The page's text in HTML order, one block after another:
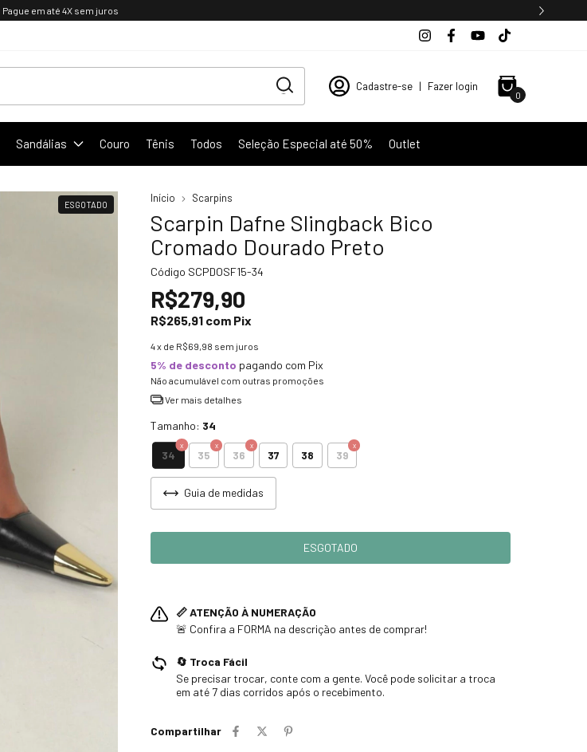
Pague em até 4X sem juros
Cadastre-se | Fazer login
0
Sandálias Couro Tênis Todos Seleção Especial até 50% Outlet
ESGOTADO
Início Scarpins
Scarpin Dafne Slingback Bico
Cromado Dourado Preto
Código SCPDOSF15-34
R$279,90
R$265,91 com Pix
4x de R$69,98 sem juros
5% de desconto pagando com Pix
Não acumulável com outras promoções
Ver mais detalhes
Tamanho: 34
34 35 36 37 38 39
Guia de medidas
📏 ATENÇÃO À NUMERAÇÃO
🚨 Confira a FORMA na descrição antes de comprar!
🔄 Troca Fácil
Se precisar trocar, conte com a gente. Você pode solicitar a troca
em até 7 dias corridos após o recebimento.
Compartilhar